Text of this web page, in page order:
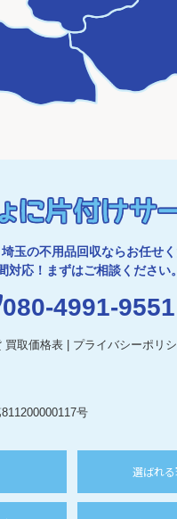
玉の不用品回収ならお任せく
対応！まずはご相談ください。
080-4991-9551
買取価格表 プライバシーポリ
号
選ばれ